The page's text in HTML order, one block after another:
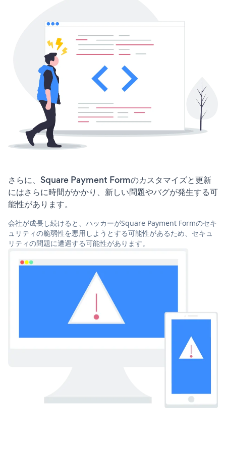
さらに、Square Payment Formのカスタマイズと更新
にはさらに時間がかかり、新しい問題やバグが発生する可
能性があります。
会社が成長し続けると、ハッカーがSquare Payment Formのセキ
ュリティの脆弱性を悪用しようとする可能性があるため、セキュ
リティの問題に遭遇する可能性があります。